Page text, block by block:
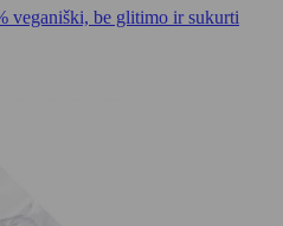
veganiški, be glitimo ir sukurti